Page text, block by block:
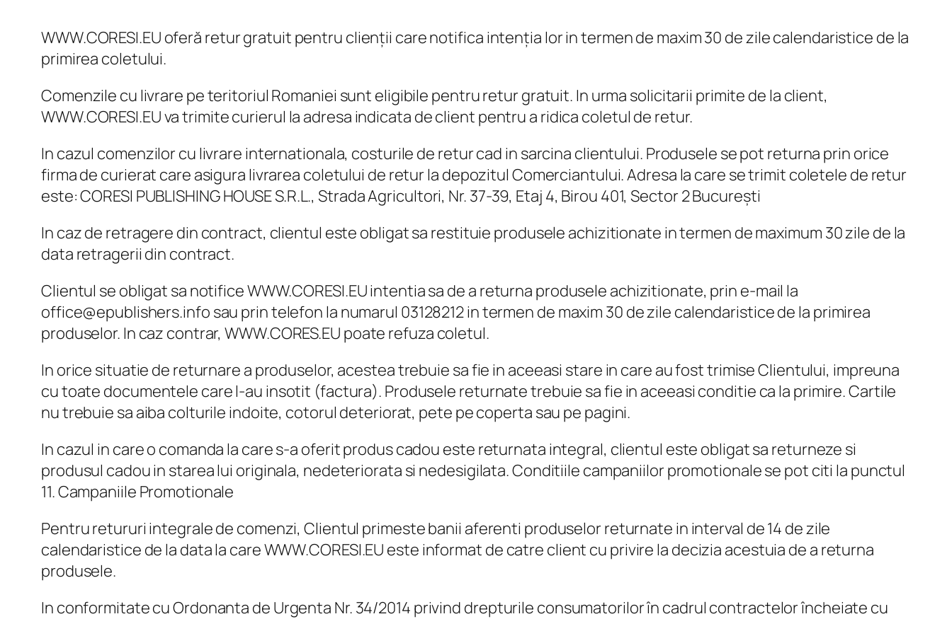
WWW.CORESI.EU oferă retur gratuit pentru clienții care notifica intenția lor in termen de maxim 30 de zile calendaristice de la
primirea coletului.
Comenzile cu livrare pe teritoriul Romaniei sunt eligibile pentru retur gratuit. In urma solicitarii primite de la client,
WWW.CORESI.EU va trimite curierul la adresa indicata de client pentru a ridica coletul de retur.
In cazul comenzilor cu livrare internationala, costurile de retur cad in sarcina clientului. Produsele se pot returna prin orice
firma de curierat care asigura livrarea coletului de retur la depozitul Comerciantului. Adresa la care se trimit coletele de retur
este: CORESI PUBLISHING HOUSE S.R.L., Strada Agricultori, Nr. 37-39, Etaj 4, Birou 401, Sector 2 București
In caz de retragere din contract, clientul este obligat sa restituie produsele achizitionate in termen de maximum 30 zile de la
data retragerii din contract.
Clientul se obligat sa notifice WWW.CORESI.EU intentia sa de a returna produsele achizitionate, prin e-mail la
office@epublishers.info sau prin telefon la numarul 03128212 in termen de maxim 30 de zile calendaristice de la primirea
produselor. In caz contrar, WWW.CORES.EU poate refuza coletul.
In orice situatie de returnare a produselor, acestea trebuie sa fie in aceeasi stare in care au fost trimise Clientului, impreuna
cu toate documentele care l-au insotit (factura). Produsele returnate trebuie sa fie in aceeasi conditie ca la primire. Cartile
nu trebuie sa aiba colturile indoite, cotorul deteriorat, pete pe coperta sau pe pagini.
In cazul in care o comanda la care s-a oferit produs cadou este returnata integral, clientul este obligat sa returneze si
produsul cadou in starea lui originala, nedeteriorata si nedesigilata. Conditiile campaniilor promotionale se pot citi la punctul
11. Campaniile Promotionale
Pentru retururi integrale de comenzi, Clientul primeste banii aferenti produselor returnate in interval de 14 de zile
calendaristice de la data la care WWW.CORESI.EU este informat de catre client cu privire la decizia acestuia de a returna
produsele.
In conformitate cu Ordonanta de Urgenta Nr. 34/2014 privind drepturile consumatorilor în cadrul contractelor încheiate cu